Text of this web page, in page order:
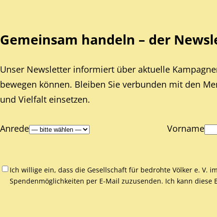
Gemeinsam handeln – der
Unser Newsletter informiert über aktuelle
bewegen können. Bleiben Sie verbunden mit den
und Vielfalt einsetzen.
Anrede Vorname
Ich willige ein, dass die Gesellschaft für bedrohte Völker e. V.
Spendenmöglichkeiten per E-Mail zuzusenden. Ich kann